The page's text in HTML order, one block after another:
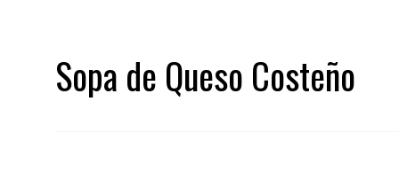
Sopa de Queso Costeño